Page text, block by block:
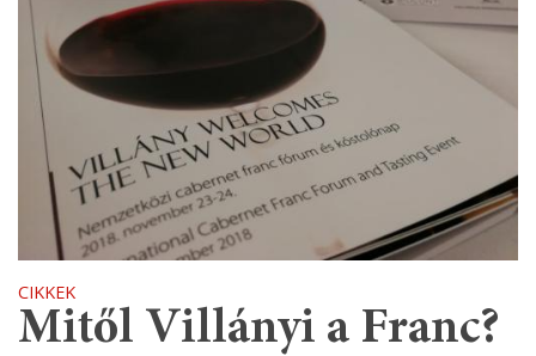
CIKKEK
Mitől Villányi a Franc?